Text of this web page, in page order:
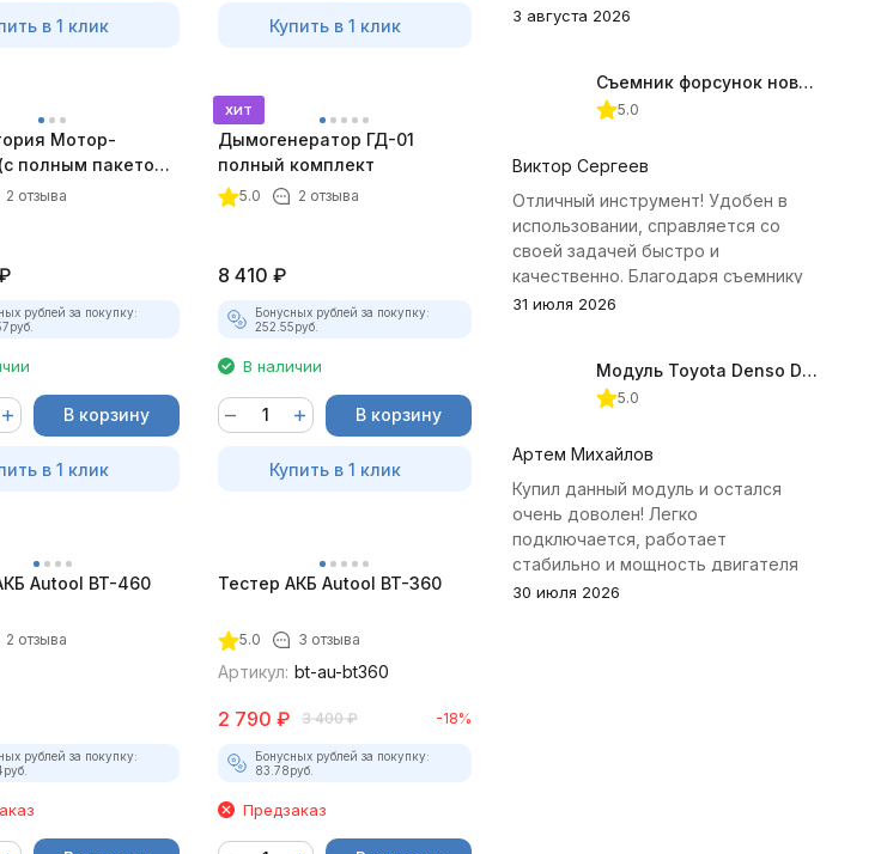
в 1 клик Купить в 1 клик
Мотор-
полным пакетом
2 отзыва
рублей за покупку:
руб.
В корзину
в 1 клик
хит
Дымогенератор ГД-01
полный комплект
5.0 2 отзыва
8 410 ₽
Бонусных рублей за покупку:
252.55руб.
В наличии
В корзину
Купить в 1 клик
Autool BT-460
2 отзыва
рублей за покупку:
руб.
Тестер АКБ Autool BT-360
5.0 3 отзыва
Артикул: bt-au-bt360
2 790 ₽ 3 400 ₽ -18%
Бонусных рублей за покупку:
83.78руб.
Предзаказ
доволен.
3 августа 2026
Съемник форсунок новых дизельных двигателей Jonnesway
5.0
Виктор Сергеев
Отличный инструмент! Удобен в
использовании, справляется со
своей задачей быстро и
качественно. Благодаря съемнику
удалось избежать лишних хлопот с
31 июля 2026
Модуль Toyota Denso Diesel 2.8D для ChipTuningPRO
5.0
Артем Михайлов
Купил данный модуль и остался
очень доволен! Легко
подключается, работает
стабильно и мощность двигателя
заметно увеличилась. Рекомендую
30 июля 2026